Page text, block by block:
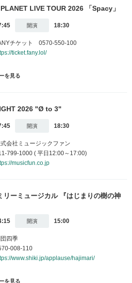
LIVE TOUR 2026 「Spacy」
18:30
チケット 0570-550-100
ticket.fany.lol/
を見る
2026 "Ø to 3"
18:30
会社ミュージックファン
799-1000 ( 平日12:00～17:00)
musicfun.co.jp
リーミュージカル 『はじまりの樹の神
15:00
四季
008-110
www.shiki.jp/applause/hajimari/
を見る